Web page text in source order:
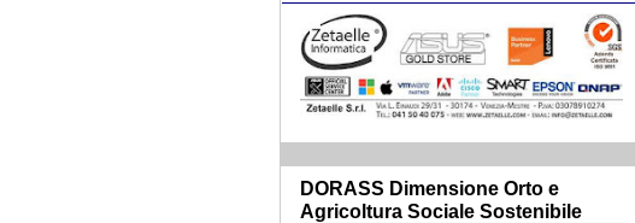
DORASS Dimensione Orto e
Agricoltura Sociale Sostenibile